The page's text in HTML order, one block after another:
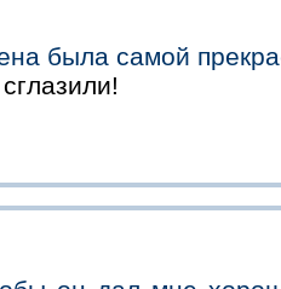
была самой